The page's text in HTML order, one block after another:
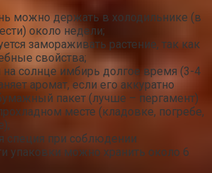
можно держать в холодильнике (в
около недели;
замораживать растение, так как
свойства;
солнце имбирь долгое время (3-4
аромат, если его аккуратно
пакет (лучше – пергамент)
месте (кладовке, погребе,
специя при соблюдении
упаковки можно хранить около 6